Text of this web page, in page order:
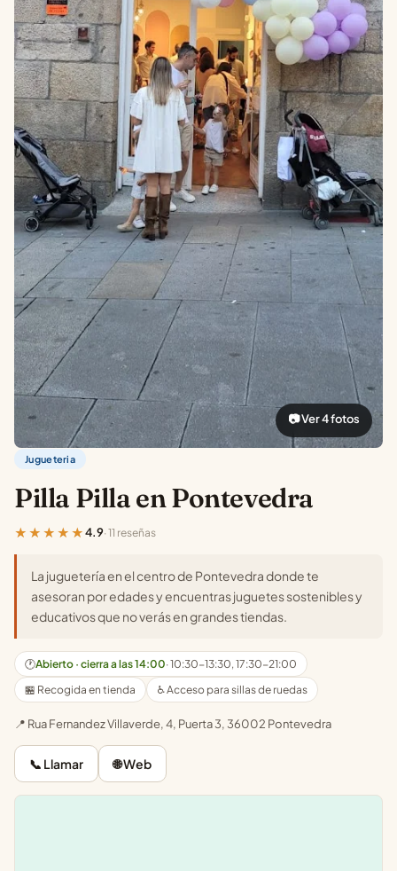
📷 Ver 4 fotos
Jugueteria
Pilla Pilla en Pontevedra
★★★★★4.9· 11 reseñas
La juguetería en el centro de Pontevedra donde te
asesoran por edades y encuentras juguetes sostenibles y
educativos que no verás en grandes tiendas.
🕐Abierto · cierra a las 14:00· 10:30-13:30, 17:30-21:00
🏪 Recogida en tienda
♿ Acceso para sillas de ruedas
📍 Rua Fernandez Villaverde, 4, Puerta 3, 36002 Pontevedra
📞 Llamar 🌐 Web